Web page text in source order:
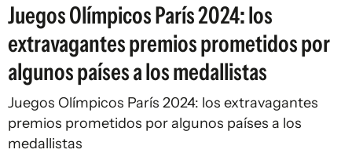
Juegos Olímpicos París 2024: los
extravagantes premios prometidos por
algunos países a los medallistas
Juegos Olímpicos París 2024: los extravagantes
premios prometidos por algunos países a los
medallistas